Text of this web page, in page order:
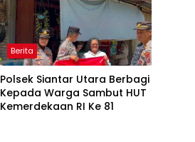
Berita
Polsek Siantar Utara Berbagi
Kepada Warga Sambut HUT
Kemerdekaan RI Ke 81